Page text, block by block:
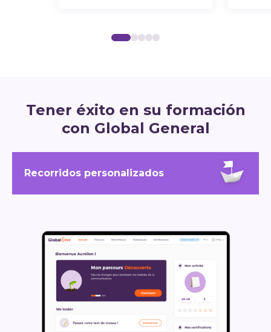
Tener éxito en su formación
con Global General
Recorridos personalizados